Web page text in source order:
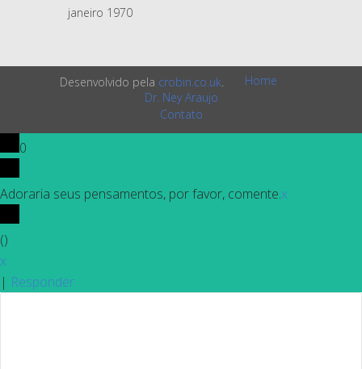
janeiro 1970
Desenvolvido pela crobin.co.uk
Home
Dr. Ney Araujo
Contato
0
Adoraria seus pensamentos, por favor, comente.x
()
x
| Responder